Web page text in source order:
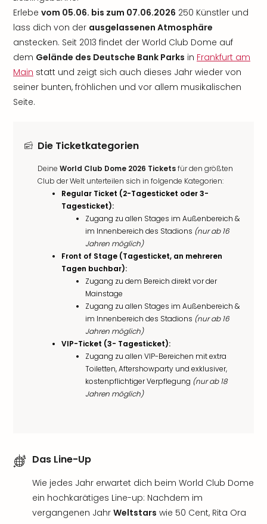
Erlebe vom 05.06. bis zum 07.06.2026 250 Künstler und
lass dich von der ausgelassenen Atmosphäre
anstecken. Seit 2013 findet der World Club Dome auf
dem Gelände des Deutsche Bank Parks in Frankfurt am
Main statt und zeigt sich auch dieses Jahr wieder von
seiner bunten, fröhlichen und vor allem musikalischen
Seite.
Die Ticketkategorien
Deine World Club Dome 2026 Ticketsfür den größten
Club der Welt unterteilen sich in folgende Kategorien:
Regular Ticket (2-Tagesticket oder 3-
Tagesticket):
Zugang zu allen Stages im Außenbereich &
im Innenbereich des Stadions (nur ab 16
Jahren möglich)
Front of Stage (Tagesticket, an mehreren
Tagen buchbar):
Zugang zu dem Bereich direkt vor der
Mainstage
Zugang zu allen Stages im Außenbereich &
im Innenbereich des Stadions (nur ab 16
Jahren möglich)
VIP-Ticket (3- Tagesticket):
Zugang zu allen VIP-Bereichen mit extra
Toiletten, Aftershowparty und exklusiver,
kostenpflichtiger Verpflegung (nur ab 18
Jahren möglich)
Das Line-Up
Wie jedes Jahr erwartet dich beim World Club Dome
ein hochkarätiges Line-up: Nachdem im
vergangenen Jahr Weltstars wie 50 Cent, Rita Ora